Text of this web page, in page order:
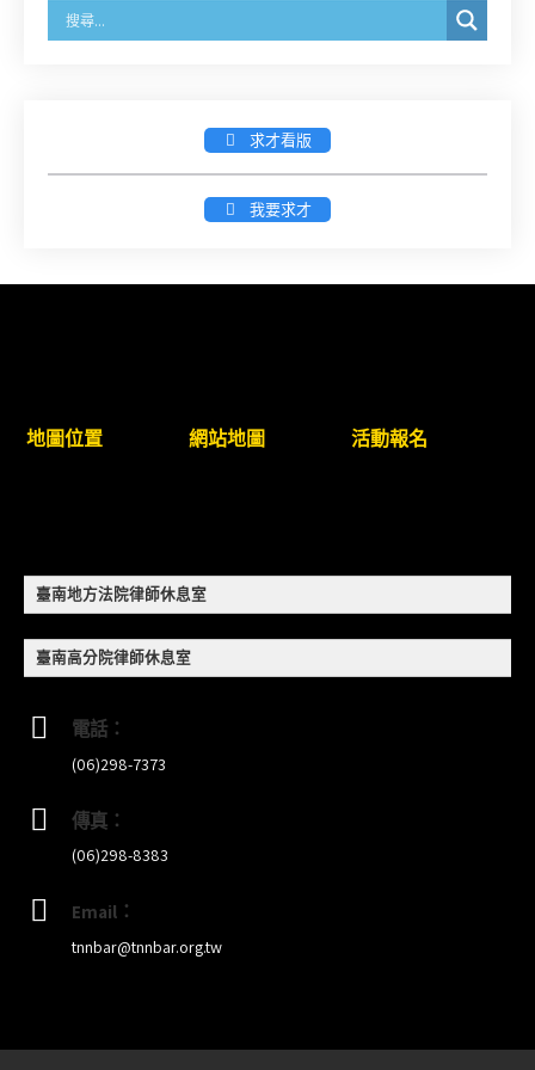
之分公司及商業應參加「勞動權益講習」
徵詢有意願擔任臺南市115年度國民中小學法治教育
入校扎根計畫講師之會員(8/14前線上表單登記)
新竹律師公會8/21(五)舉辦「AI職場應用」進修課程
衛」課程(8/12前向本會報名,實體)
【重要公告】115年職場霸凌調查專業人才(律師)培
訓課程（雲嘉南場）錄取通知已發送
助整理資訊?談法律工作中的應用與風險」課程(8/7
前報名，實體+線上併行)
求才看版
我要求才
地圖位置 網站地圖 活動報名
臺南地方法院律師休息室
臺南高分院律師休息室
電話：
(06)298-7373
傳真：
(06)298-8383
Email：
tnnbar@tnnbar.org.tw